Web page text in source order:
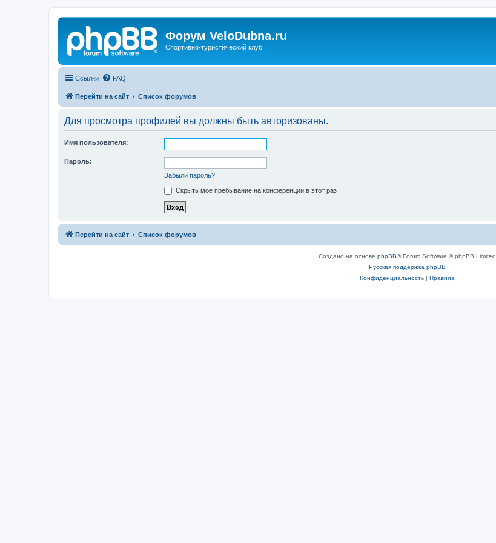
Форум VeloDubna.ru
Спортивно-туристический клуб
Ссылки FAQ
Перейти на сайт Список форумов
Для просмотра профилей вы должны быть авторизованы.
Имя пользователя:
Пароль:
Забыли пароль?
Скрыть моё пребывание на конференции в этот раз
Перейти на сайт Список форумов
Создано на основе phpBB® Forum Software © phpBB Limited
Русская поддержка phpBB
Конфиденциальность| Правила